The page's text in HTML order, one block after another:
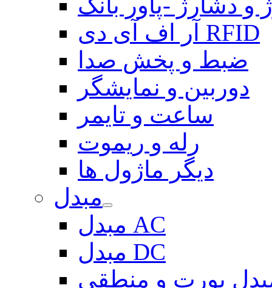
آر اف آی دی RFID
ضبط و پخش صدا
دوربین و نمایشگر
ساعت و تایمر
رله و ریموت
دیگر ماژول ها
مبدل
مبدل AC
مبدل DC
پورت و منطقی